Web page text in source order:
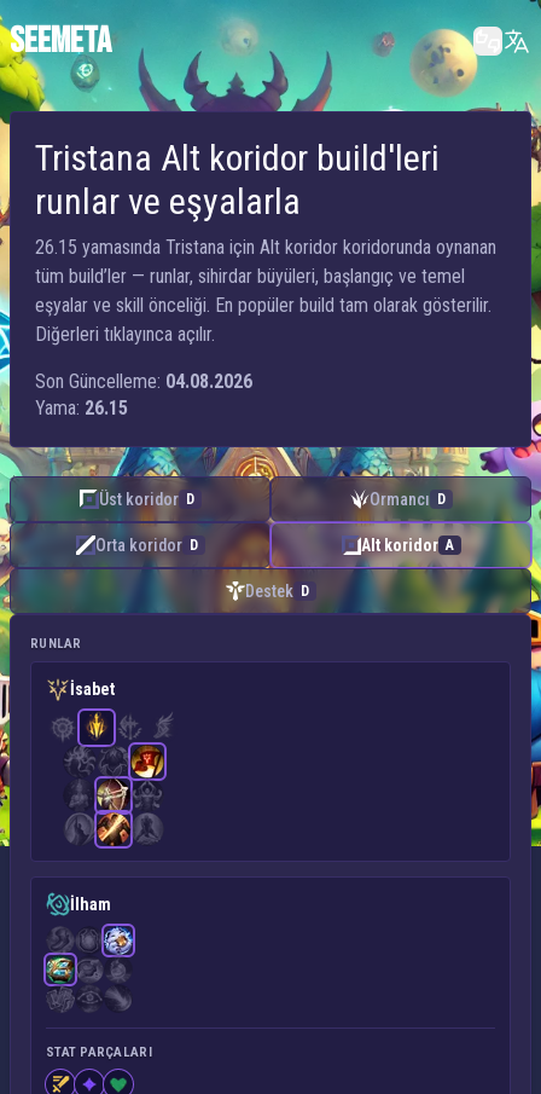
SEEMETA
Tristana Alt koridor build'leri
runlar ve eşyalarla
26.15 yamasında Tristana için Alt koridor koridorunda oynanan
tüm build’ler — runlar, sihirdar büyüleri, başlangıç ve temel
eşyalar ve skill önceliği. En popüler build tam olarak gösterilir.
Diğerleri tıklayınca açılır.
Son Güncelleme: 04.08.2026
Yama: 26.15
Üst koridor D Ormancı D
Orta koridor D Alt koridor A
Destek D
RUNLAR
İsabet
İlham
STAT PARÇALARI